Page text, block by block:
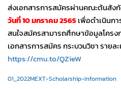
ส่งเอกสารการสมัครผ่านคณะต้นสัง
วันที่ 10 มกราคม 2565เพื่อดำเนินก
สนใจสมัครสามารถศึกษาข้อมูลโคร
เอกสารการสมัคร กระบวนวิชา ราย
https://cmu.to/QZieW
01_2022MEXT-Scholarship-Information